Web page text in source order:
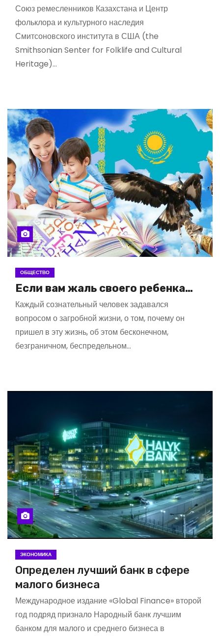
Союз ремесленников Казахстана и Центр
фольклора и культурного наследия
Смитсоновского института в США (the
Smithsonian Senter for Folklife and Cultural
Heritage)…
ОБЩЕСТВО
Если вам жаль своего ребенка…
Каждый сознательный человек задавался
вопросом о загробной жизни, о том, почему он
пришел в эту жизнь, об этом бесконечном,
безграничном, беспредельном…
ЭКОНОМИКА
Определен лучший банк в сфере
малого бизнеса
Международное издание «Global Finance» второй
год подряд признало Народный банк лучшим
банком для малого и среднего бизнеса в